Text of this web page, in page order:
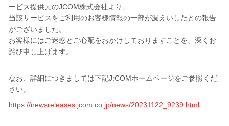
ービス提供元のJCOM株式会社より、
当該サービスをご利用のお客様情報の一部が漏えいしたとの報告
がございました。
お客様にはご迷惑とご心配をおかけしておりますことを、深くお
詫び申し上げます。
なお、詳細につきましては下記J:COMホームページをご参照くだ
さい。
https://newsreleases.jcom.co.jp/news/20231122_9239.html